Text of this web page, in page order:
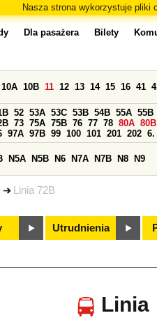
Nasza strona wykorzystuje pliki
Linia 72B
Dla pasażera Bilety
10A 10B 11 12 13 14 15 16 41
52 53A 53C 53B 54B 55A 55B
73 75A 75B 76 77 78 80A 80B
97A 97B 99 100 101 201 202 6.
N5A N5B N6 N7A N7B N8 N9
Utrudnienia
Linia